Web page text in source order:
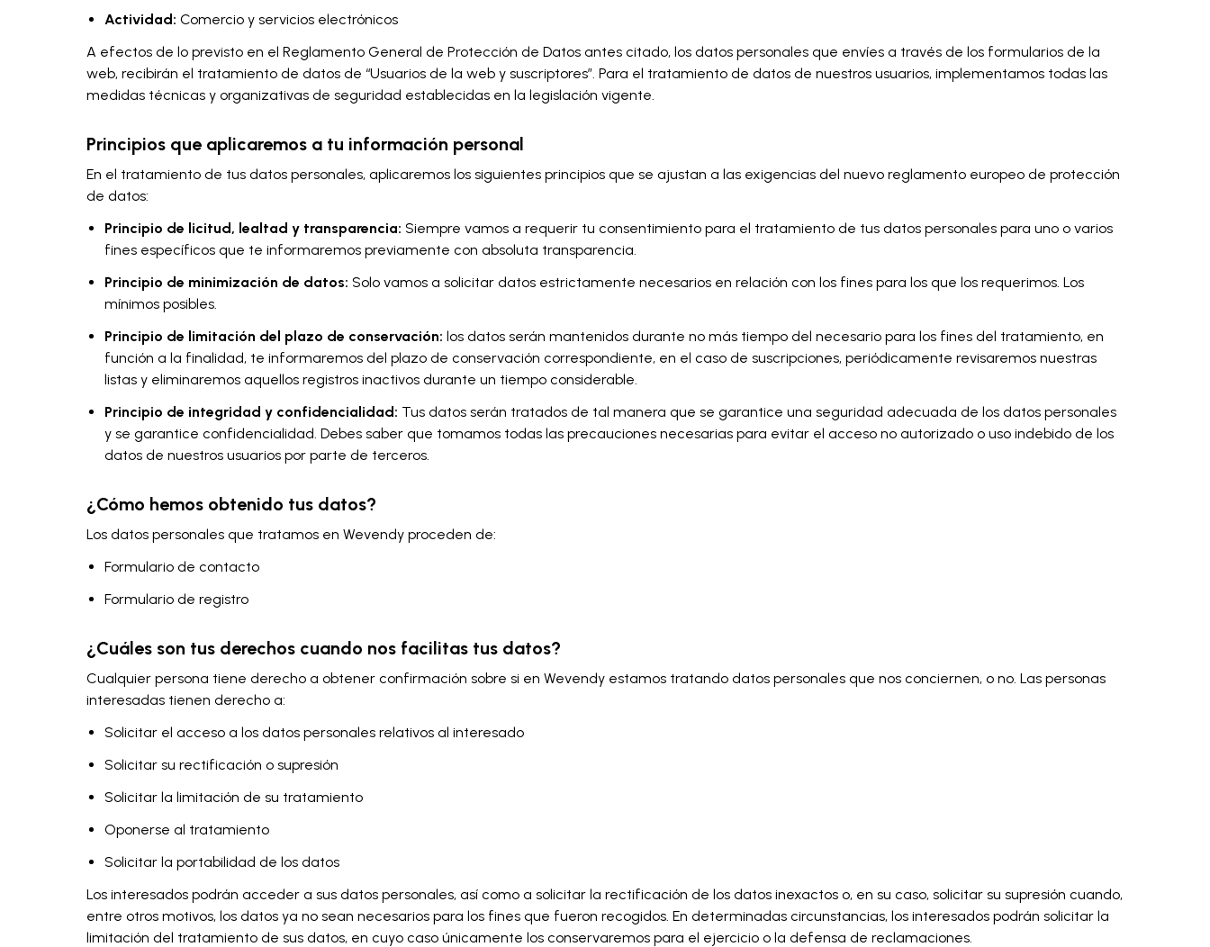
Actividad: Comercio y servicios electrónicos
A efectos de lo previsto en el Reglamento General de Protección de Datos antes citado, los datos personales que envíes a través de los formularios de la
web, recibirán el tratamiento de datos de “Usuarios de la web y suscriptores”. Para el tratamiento de datos de nuestros usuarios, implementamos todas las
medidas técnicas y organizativas de seguridad establecidas en la legislación vigente.
Principios que aplicaremos a tu información personal
En el tratamiento de tus datos personales, aplicaremos los siguientes principios que se ajustan a las exigencias del nuevo reglamento europeo de protección
de datos:
Principio de licitud, lealtad y transparencia: Siempre vamos a requerir tu consentimiento para el tratamiento de tus datos personales para uno o varios
fines específicos que te informaremos previamente con absoluta transparencia.
Principio de minimización de datos: Solo vamos a solicitar datos estrictamente necesarios en relación con los fines para los que los requerimos. Los
mínimos posibles.
Principio de limitación del plazo de conservación: los datos serán mantenidos durante no más tiempo del necesario para los fines del tratamiento, en
función a la finalidad, te informaremos del plazo de conservación correspondiente, en el caso de suscripciones, periódicamente revisaremos nuestras
listas y eliminaremos aquellos registros inactivos durante un tiempo considerable.
Principio de integridad y confidencialidad: Tus datos serán tratados de tal manera que se garantice una seguridad adecuada de los datos personales
y se garantice confidencialidad. Debes saber que tomamos todas las precauciones necesarias para evitar el acceso no autorizado o uso indebido de los
datos de nuestros usuarios por parte de terceros.
¿Cómo hemos obtenido tus datos?
Los datos personales que tratamos en Wevendy proceden de:
Formulario de contacto
Formulario de registro
¿Cuáles son tus derechos cuando nos facilitas tus datos?
Cualquier persona tiene derecho a obtener confirmación sobre si en Wevendy estamos tratando datos personales que nos conciernen, o no. Las personas
interesadas tienen derecho a:
Solicitar el acceso a los datos personales relativos al interesado
Solicitar su rectificación o supresión
Solicitar la limitación de su tratamiento
Oponerse al tratamiento
Solicitar la portabilidad de los datos
Los interesados podrán acceder a sus datos personales, así como a solicitar la rectificación de los datos inexactos o, en su caso, solicitar su supresión cuando,
entre otros motivos, los datos ya no sean necesarios para los fines que fueron recogidos. En determinadas circunstancias, los interesados podrán solicitar la
limitación del tratamiento de sus datos, en cuyo caso únicamente los conservaremos para el ejercicio o la defensa de reclamaciones.